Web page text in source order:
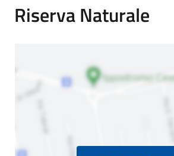
Riserva Naturale